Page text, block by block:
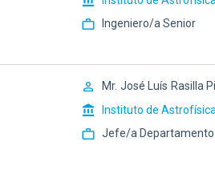
Ingeniero/a Senior
Mr. José Luís Rasilla
Instituto de
Jefe/a Departamento